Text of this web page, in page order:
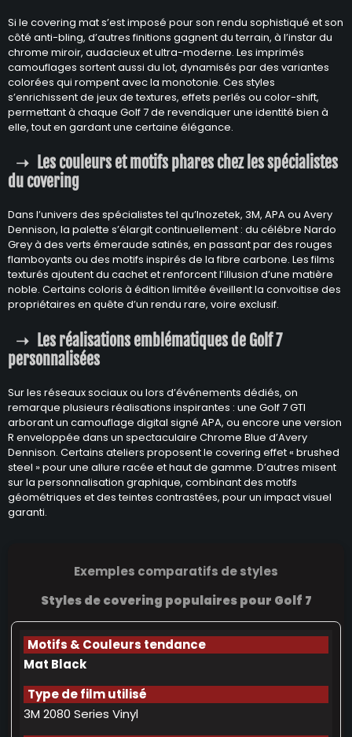
Si le covering mat s’est imposé pour son rendu sophistiqué et son
côté anti-bling, d’autres finitions gagnent du terrain, à l’instar du
chrome miroir, audacieux et ultra-moderne. Les imprimés
camouflages sortent aussi du lot, dynamisés par des variantes
colorées qui rompent avec la monotonie. Ces styles
s’enrichissent de jeux de textures, effets perlés ou color-shift,
permettant à chaque Golf 7 de revendiquer une identité bien à
elle, tout en gardant une certaine élégance.
Les couleurs et motifs phares chez les spécialistes
du covering
Dans l’univers des spécialistes tel qu’Inozetek, 3M, APA ou Avery
Dennison, la palette s’élargit continuellement : du célébre Nardo
Grey à des verts émeraude satinés, en passant par des rouges
flamboyants ou des motifs inspirés de la fibre carbone. Les films
texturés ajoutent du cachet et renforcent l’illusion d’une matière
noble. Certains coloris à édition limitée éveillent la convoitise des
propriétaires en quête d’un rendu rare, voire exclusif.
Les réalisations emblématiques de Golf 7
personnalisées
Sur les réseaux sociaux ou lors d’événements dédiés, on
remarque plusieurs réalisations inspirantes : une Golf 7 GTI
arborant un camouflage digital signé APA, ou encore une version
R enveloppée dans un spectaculaire Chrome Blue d’Avery
Dennison. Certains ateliers proposent le covering effet « brushed
steel » pour une allure racée et haut de gamme. D’autres misent
sur la personnalisation graphique, combinant des motifs
géométriques et des teintes contrastées, pour un impact visuel
garanti.
Exemples comparatifs de styles
Styles de covering populaires pour Golf 7
Mat Black
3M 2080 Series Vinyl